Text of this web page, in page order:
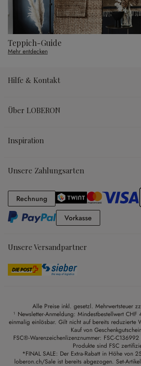
Teppich-Guide
Mehr entdecken
Hilfe & Kontakt
Über LOBERON
Inspiration
Unsere Zahlungsarten
RechnungRechnung
Vorkasse
Unsere Versandpartner
Alle Preise inkl. gesetzl. Mehrwertsteuer
¹ Newsletter-Anmeldung: Mindestbestellwert
einmalig einlösbar. Gilt nicht auf bereits reduzierte
Kauf von
FSC®-Warenzeichenlizenznummer: FSC-
Produkte sind FSC
*FINAL SALE: Der Extra-Rabatt in Höhe von
loberon.ch/Sale ist bereits abgezogen. Set-